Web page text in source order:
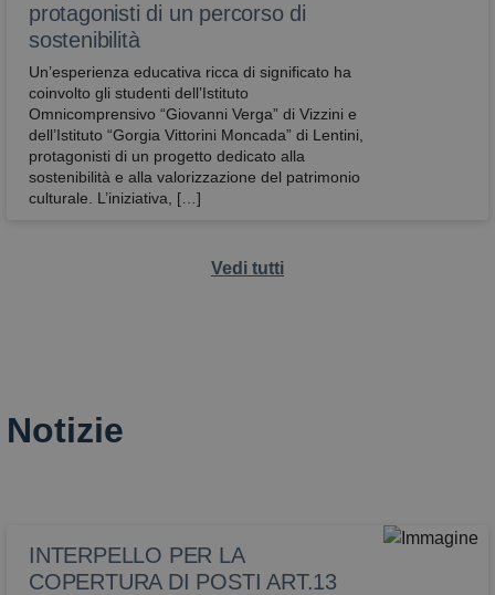
protagonisti di un percorso di
sostenibilità
Un’esperienza educativa ricca di significato ha
coinvolto gli studenti dell’Istituto
Omnicomprensivo “Giovanni Verga” di Vizzini e
dell’Istituto “Gorgia Vittorini Moncada” di Lentini,
protagonisti di un progetto dedicato alla
sostenibilità e alla valorizzazione del patrimonio
culturale. L’iniziativa, […]
Vedi tutti
Notizie
INTERPELLO PER LA
COPERTURA DI POSTI ART.13